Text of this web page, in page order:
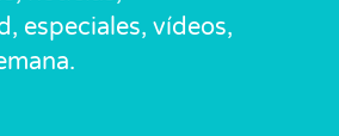
especiales, vídeos,